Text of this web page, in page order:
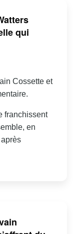
qui
Cossette et
franchissent
en